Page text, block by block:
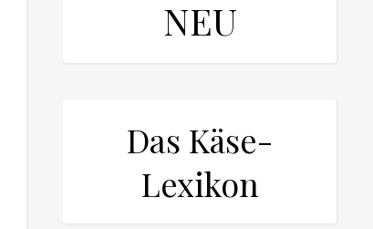
NEU
Das Käse-
Lexikon